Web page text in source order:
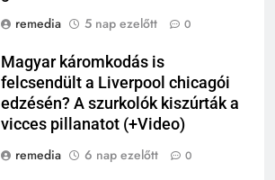
remedia
5 nap ezelőtt 0
Magyar káromkodás is
felcsendült a Liverpool chicagói
edzésén? A szurkolók kiszúrták a
vicces pillanatot (+Video)
remedia
6 nap ezelőtt 0